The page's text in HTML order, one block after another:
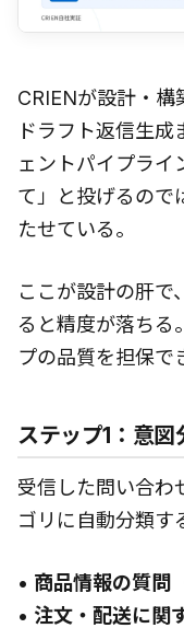
CRIENが設計・構
ドラフト返信生
ェントパイプライ
て」と投げるので
たせている。
ここが設計の肝で
ると精度が落ちる
プの品質を担保で
ステップ1：意
受信した問い合わ
ゴリに自動分類す
• 商品情報の質問
• 注文・配送に関